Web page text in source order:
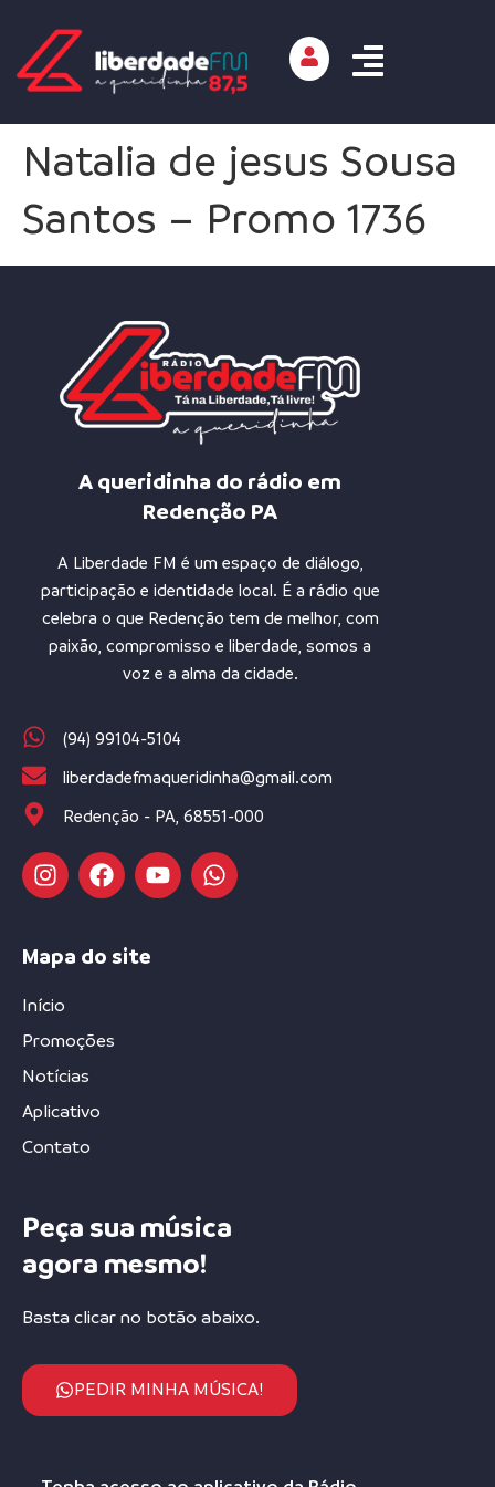
Natalia de jesus Sousa
Santos – Promo 1736
A queridinha do rádio em
Redenção PA
A Liberdade FM é um espaço de diálogo,
participação e identidade local. É a rádio que
celebra o que Redenção tem de melhor, com
paixão, compromisso e liberdade, somos a
voz e a alma da cidade.
(94) 99104-5104
liberdadefmaqueridinha@gmail.com
Redenção - PA, 68551-000
Mapa do site
Início
Promoções
Notícias
Aplicativo
Contato
Peça sua música
agora mesmo!
Basta clicar no botão abaixo.
PEDIR MINHA MÚSICA!